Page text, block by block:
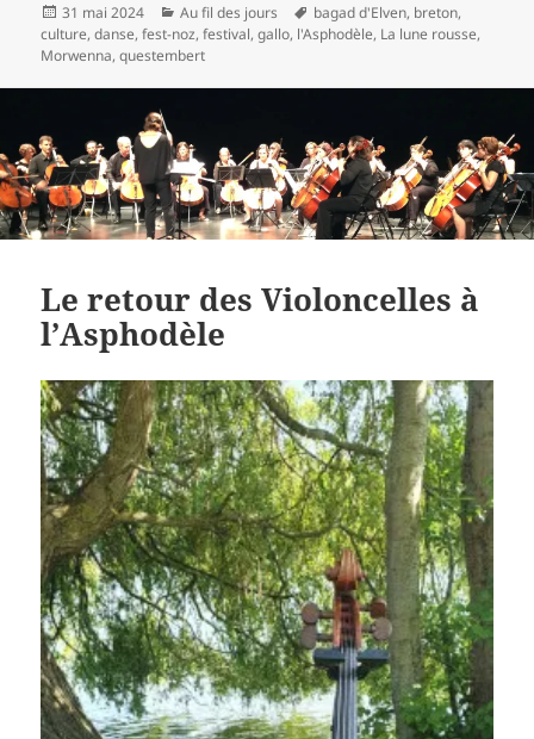
Publié
le
31 mai 2024 Catégories
Au fil des jours
Mots-
clés
bagad d'Elven, breton,
culture,danse,fest-noz,festival,gallo, l'Asphodèle, La lune rousse,
Morwenna,questembert
Le retour des Violoncelles à
l’Asphodèle